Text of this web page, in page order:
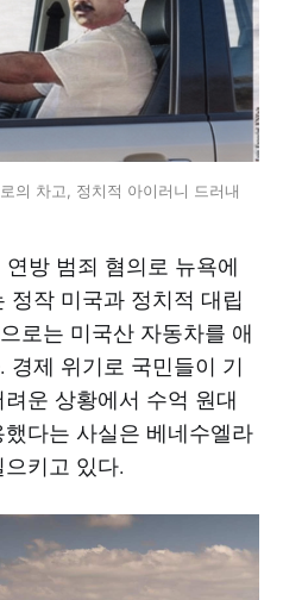
의 차고, 정치적 아이러니 드러내
방 범죄 혐의로 뉴욕에
정작 미국과 정치적 대립
로는 미국산 자동차를 애
경제 위기로 국민들이 기
운 상황에서 수억 원대
다는 사실은 베네수엘라
키고 있다.​